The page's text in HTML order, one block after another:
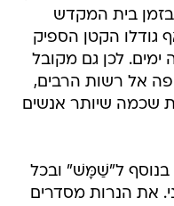
בזמן בית המקדש
גודלו הקטן הספיק
לכן גם מקובל
אל רשות הרבים,
שכמה שיותר אנשים
בנוסף ל"שַׁמָּשׁ" ובכל
את הנרות מסדרים